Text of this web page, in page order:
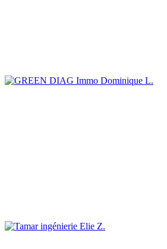
Dominique L.
Elie Z.